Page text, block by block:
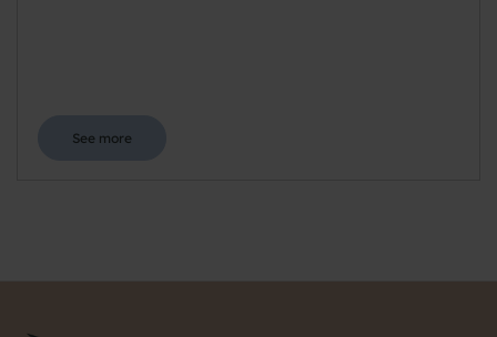
See more